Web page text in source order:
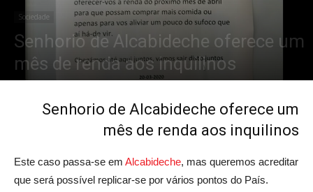
Sociedade
Senhorio de Alcabideche oferece um
mês de renda aos inquilinos
Senhorio de Alcabideche oferece um
mês de renda aos inquilinos
Este caso passa-se em Alcabideche, mas queremos acreditar
que será possível replicar-se por vários pontos do País.